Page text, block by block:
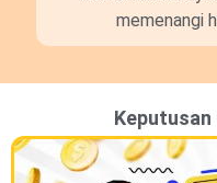
memenangi
Keputusan